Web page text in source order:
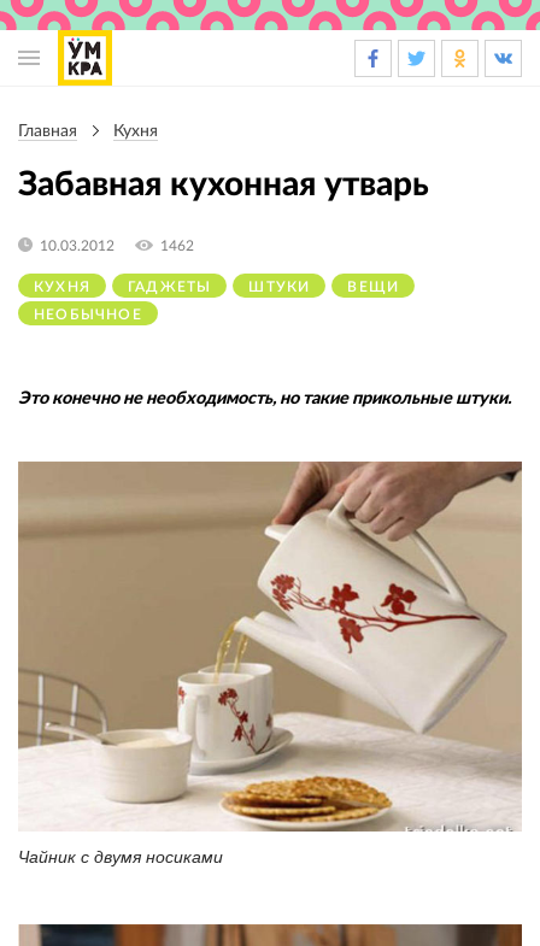
навигации
Главная Кухня
Забавная кухонная утварь
КУХНЯ ГАДЖЕТЫ ШТУКИ
ВЕЩИ
НЕОБЫЧНОЕ
10.03.2012 1462
Это конечно не необходимость, но такие прикольные штуки.
Чайник с двумя носиками